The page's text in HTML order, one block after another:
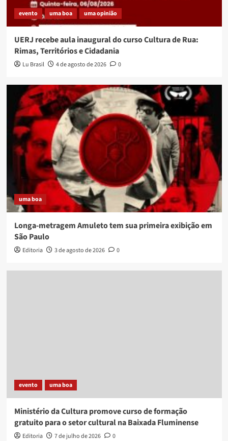
evento uma boa uma opinião
UERJ recebe aula inaugural do curso Cultura de Rua:
Rimas, Territórios e Cidadania
Lu Brasil 4 de agosto de 2026 0
uma boa
Longa-metragem Amuleto tem sua primeira exibição em
São Paulo
Editoria 3 de agosto de 2026 0
evento uma boa
Ministério da Cultura promove curso de formação
gratuito para o setor cultural na Baixada Fluminense
Editoria 7 de julho de 2026 0